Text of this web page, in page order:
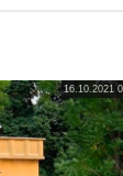
16.10.2021